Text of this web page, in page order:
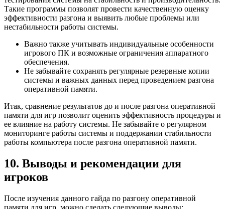
Такие программы позволят провести качественную оценку
эффективности разгона и выявить любые проблемы или
нестабильности работы системы.
Важно также учитывать индивидуальные особенности
игрового ПК и возможные ограничения аппаратного
обеспечения.
Не забывайте сохранять регулярные резервные копии
системы и важных данных перед проведением разгона
оперативной памяти.
Итак, сравнение результатов до и после разгона оперативной
памяти для игр позволит оценить эффективность процедуры и
ее влияние на работу системы. Не забывайте о регулярном
мониторинге работы системы и поддержании стабильности
работы компьютера после разгона оперативной памяти.
10. Выводы и рекомендации для
игроков
После изучения данного гайда по разгону оперативной